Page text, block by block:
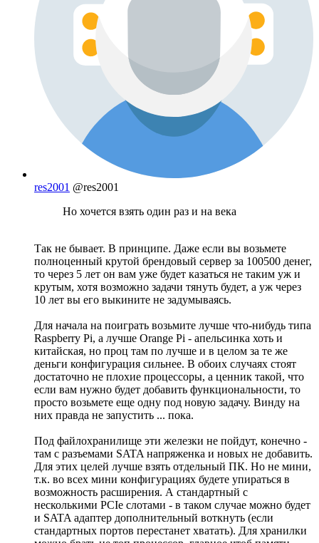
res2001 @res2001
Но хочется взять один раз и на века
Так не бывает. В принципе. Даже если вы возьмете
полноценный крутой брендовый сервер за 100500 денег,
то через 5 лет он вам уже будет казаться не таким уж и
крутым, хотя возможно задачи тянуть будет, а уж через
10 лет вы его выкините не задумываясь.
Для начала на поиграть возьмите лучше что-нибудь типа
Raspberry Pi, а лучше Orange Pi - апельсинка хоть и
китайская, но проц там по лучше и в целом за те же
деньги конфигурация сильнее. В обоих случаях стоят
достаточно не плохие процессоры, а ценник такой, что
если вам нужно будет добавить функциональности, то
просто возьмете еще одну под новую задачу. Винду на
них правда не запустить ... пока.
Под файлохранилище эти железки не пойдут, конечно -
там с разъемами SATA напряженка и новых не добавить.
Для этих целей лучше взять отдельный ПК. Но не мини,
т.к. во всех мини конфигурациях будете упираться в
возможность расширения. А стандартный с
несколькими PCIe слотами - в таком случае можно будет
и SATA адаптер дополнительный воткнуть (если
стандартных портов перестанет хватать). Для хранилки